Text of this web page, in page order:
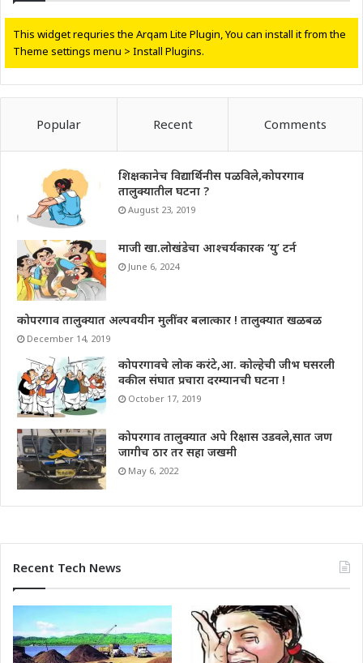
This widget requries the Arqam Lite Plugin, You can install it from the
Theme settings menu > Install Plugins.
Popular Recent Comments
शिक्षकानेच विद्यार्थिनीस पळविले,कोपरगाव
तालुक्यातील घटना ?
August 23, 2019
माजी खा.लोखंडेचा आश्चर्यकारक ‘यु’ टर्न
June 6, 2024
कोपरगाव तालुक्यात अल्पवयीन मुलींवर बलात्कार ! तालुक्यात खळबळ
December 14, 2019
कोपरगावचे लोक करंटे,आ. कोल्हेची जीभ घसरली
वकील संघात प्रचारा दरम्यानची घटना !
October 17, 2019
कोपरगाव तालुक्यात अपे रिक्षास उडवले,सात जण
जागीच ठार तर सहा जखमी
May 6, 2022
Recent Tech News